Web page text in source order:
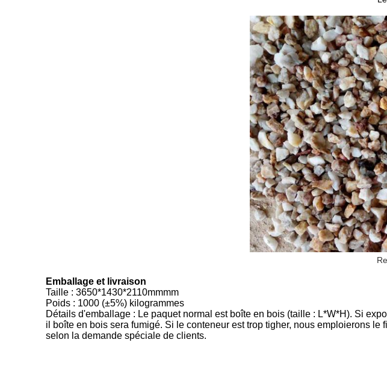
Emballage et livraison
Taille : 3650*1430*2110mmmm
Poids : 1000 (±5%) kilogrammes
Détails d'emballage : Le paquet normal est boîte en bois (taille : L*W*H). Si
il boîte en bois sera fumigé. Si le conteneur est trop tigher, nous emploierons
selon la demande spéciale de clients.